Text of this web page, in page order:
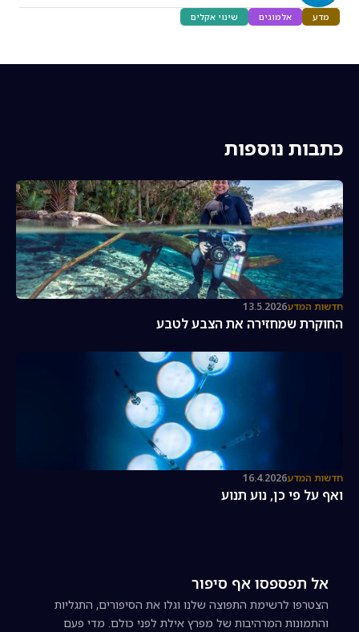
מדע אלמוגים שינוי אקלים
כתבות נוספות
חדשות המדע13.5.2026
החוקרת שמחזירה את הצבע לטבע
חדשות המדע16.4.2026
ואף על פי כן, נוע תנוע
אל תפספסו אף סיפור
הצטרפו לרשימת התפוצה שלנו וגלו את הסיפורים, התגליות
והתמונות המרהיבות של מפרץ אילת לפני כולם. מדי פעם